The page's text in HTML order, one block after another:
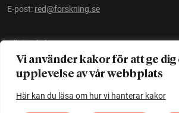
Vi använder kakor för att ge
upplevelse av vår webbplats
Här kan du läsa om hur vi hanterar kakor
E-post: red@forskning.se
Tillgänglighet
Ett initiativ avVetenskapsrådet